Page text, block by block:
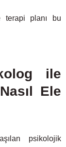
terapi planı bu
ile
Ele
psikolojik